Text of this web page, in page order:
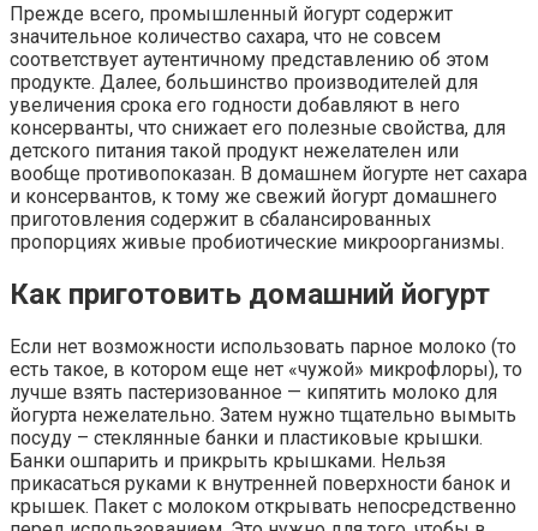
Прежде всего, промышленный йогурт содержит
значительное количество сахара, что не совсем
соответствует аутентичному представлению об этом
продукте. Далее, большинство производителей для
увеличения срока его годности добавляют в него
консерванты, что снижает его полезные свойства, для
детского питания такой продукт нежелателен или
вообще противопоказан. В домашнем йогурте нет сахара
и консервантов, к тому же свежий йогурт домашнего
приготовления содержит в сбалансированных
пропорциях живые пробиотические микроорганизмы.
Как приготовить домашний йогурт
Если нет возможности использовать парное молоко (то
есть такое, в котором еще нет «чужой» микрофлоры), то
лучше взять пастеризованное — кипятить молоко для
йогурта нежелательно. Затем нужно тщательно вымыть
посуду – стеклянные банки и пластиковые крышки.
Банки ошпарить и прикрыть крышками. Нельзя
прикасаться руками к внутренней поверхности банок и
крышек. Пакет с молоком открывать непосредственно